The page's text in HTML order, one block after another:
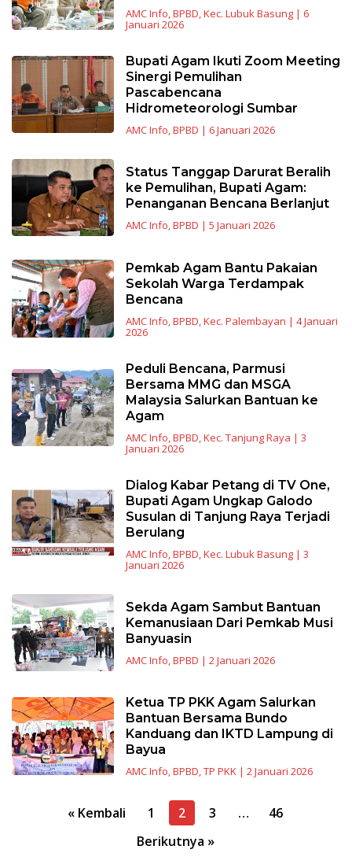
AMC Info,BPBD,Kec. Lubuk Basung| 6
Januari 2026
Bupati Agam Ikuti Zoom Meeting
Sinergi Pemulihan
Pascabencana
Hidrometeorologi Sumbar
AMC Info,BPBD | 6 Januari 2026
Status Tanggap Darurat Beralih
ke Pemulihan, Bupati Agam:
Penanganan Bencana Berlanjut
AMC Info,BPBD | 5 Januari 2026
Pemkab Agam Bantu Pakaian
Sekolah Warga Terdampak
Bencana
AMC Info BPBD Kec. Palembayan | 4 Januari
2026
Peduli Bencana, Parmusi
Bersama MMG dan MSGA
Malaysia Salurkan Bantuan ke
Agam
AMC Info,BPBD,Kec. Tanjung Raya | 3
Januari 2026
Dialog Kabar Petang di TV One,
Bupati Agam Ungkap Galodo
Susulan di Tanjung Raya Terjadi
Berulang
AMC Info,BPBD,Kec. Lubuk Basung| 3
Januari 2026
Sekda Agam Sambut Bantuan
Kemanusiaan Dari Pemkab Musi
Banyuasin
AMC Info,BPBD | 2 Januari 2026
Ketua TP PKK Agam Salurkan
Bantuan Bersama Bundo
Kanduang dan IKTD Lampung di
Bayua
AMC Info,BPBD,TP PKK| 2 Januari 2026
Navigasi« Kembali 1 2 3 …
46
Berikutnya »